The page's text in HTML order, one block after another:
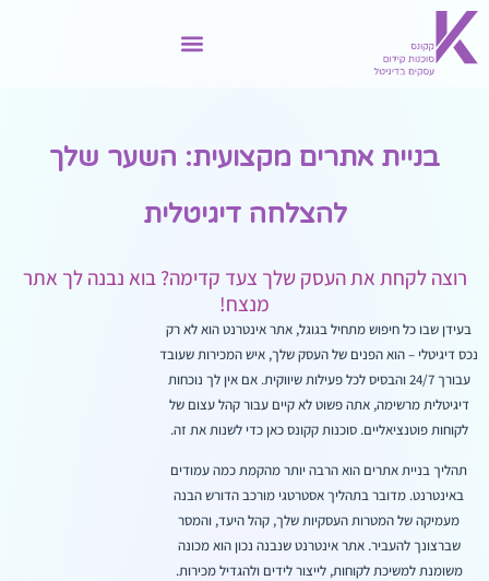
בניית אתרים מקצועית: השער שלך
להצלחה דיגיטלית
רוצה לקחת את העסק שלך צעד קדימה? בוא נבנה לך אתר
מנצח!
בעידן שבו כל חיפוש מתחיל בגוגל, אתר אינטרנט הוא לא רק
נכס דיגיטלי – הוא הפנים של העסק שלך, איש המכירות שעובד
עבורך 24/7 והבסיס לכל פעילות שיווקית. אם אין לך נוכחות
דיגיטלית מרשימה, אתה פשוט לא קיים עבור קהל עצום של
לקוחות פוטנציאליים. סוכנות קקונס כאן כדי לשנות את זה.
תהליך בניית אתרים הוא הרבה יותר מהקמת כמה עמודים
באינטרנט. מדובר בתהליך אסטרטגי מורכב הדורש הבנה
מעמיקה של המטרות העסקיות שלך, קהל היעד, והמסר
שברצונך להעביר. אתר אינטרנט שנבנה נכון הוא מכונה
משומנת למשיכת לקוחות, לייצור לידים ולהגדיל מכירות.